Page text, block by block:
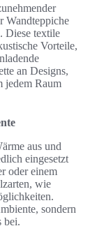
Wandteppiche
Diese textile
Vorteile,
an Designs,
jedem Raum
aus und
eingesetzt
oder einem
wie
sondern
bei.